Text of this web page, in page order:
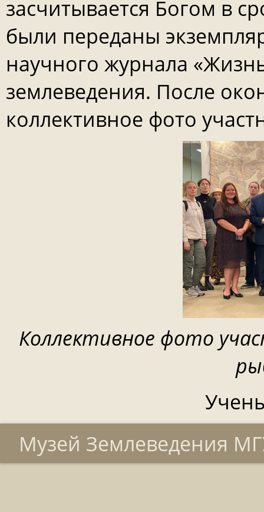
засчитывается Богом в
были переданы
научного журнала
землеведения. После
коллективное фото
Коллективное фото
Музей Землеведения